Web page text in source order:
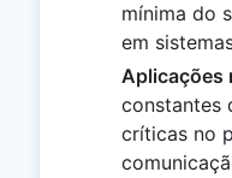
mínima do
em
Aplicações
constantes
críticas no